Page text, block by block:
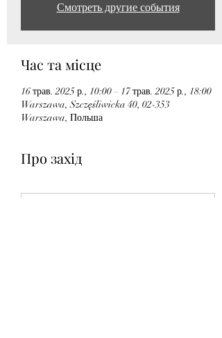
Смотреть другие события
Час та місце
16 трав. 2025 р., 10:00 – 17 трав. 2025 р., 18:00
Warszawa, Szczęśliwicka 40, 02-353
Warszawa, Польша
Про захід